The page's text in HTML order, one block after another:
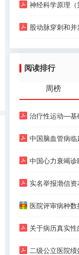
神经科学原理（第六版,原版）Principles of Neural
股动脉穿刺和并
阅读排行
周榜
治疗性运动—基
中国脑血管病临床
中国心力衰竭
实名举报渤信资本合
医院评审病种数据台账
关于病历真实
二级公立医院绩效